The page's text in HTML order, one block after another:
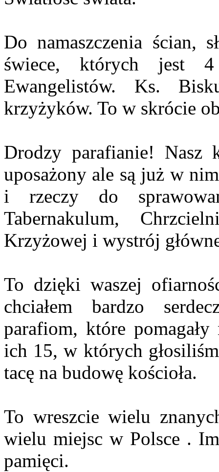
Do namaszczenia ścian,
świece, których jest
Ewangelistów. Ks.
krzyżyków. To w skrócie
Drodzy parafianie! Nasz
uposażony ale są już w
i rzeczy do
Tabernakulum,
Krzyżowej i wystrój
To dzięki waszej
chciałem bardzo
parafiom, które
ich 15, w których
tacę na budowę kościoła.
To wreszcie wielu
wielu miejsc w Polsce .
pamięci.